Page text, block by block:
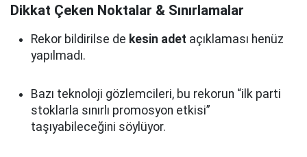
Dikkat Çeken Noktalar & Sınırlamalar
Rekor bildirilse de kesin adet açıklaması henüz
yapılmadı.
Bazı teknoloji gözlemcileri, bu rekorun “ilk parti
stoklarla sınırlı promosyon etkisi”
taşıyabileceğini söylüyor.